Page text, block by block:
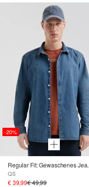
-20%
Regular
QS
€ 39,99€ 49,99